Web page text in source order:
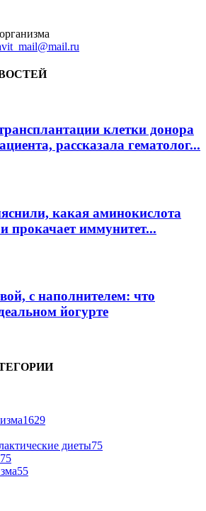
клетки донора
рассказала гематолог...
какая аминокислота
прокачает иммунитет...
с наполнителем: что
йогурте
1629
диеты75
75
55